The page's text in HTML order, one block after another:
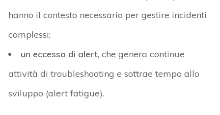
hanno il contesto necessario per gestire incidenti
complessi;
un eccesso di alert, che genera continue
attività di troubleshooting e sottrae tempo allo
sviluppo (alert fatigue).